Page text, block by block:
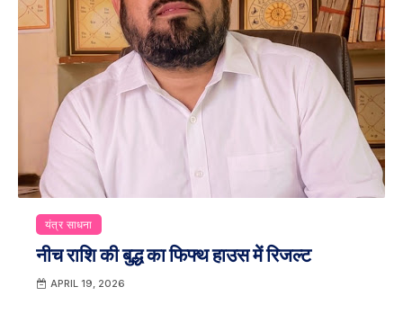
यंत्र साधना
नीच राशि की बुद्ध का फिफ्थ हाउस में रिजल्ट
APRIL 19, 2026